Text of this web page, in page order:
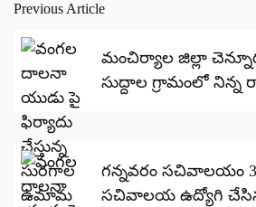
Post
navigation
Previous Article
మంచిర్యాల జిల్లా
సుద్దాల గ్రామంలో నిన్న
గన్నవరం సచివాలయం
సచివాలయ ఉద్యోగి